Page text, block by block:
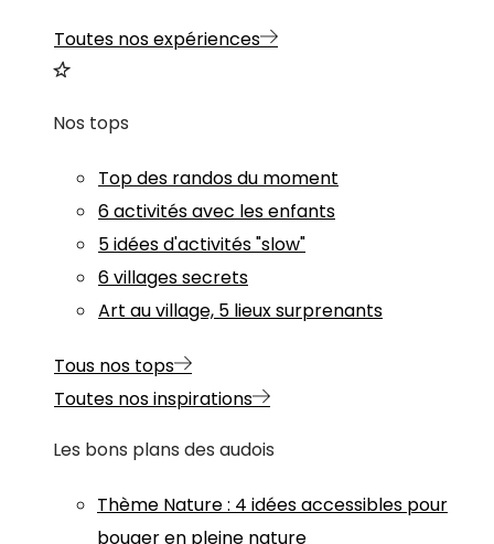
Toutes nos expériences
Nos tops
Top des randos du moment
6 activités avec les enfants
5 idées d'activités "slow"
6 villages secrets
Art au village, 5 lieux surprenants
Tous nos tops
Toutes nos inspirations
Les bons plans des audois
Thème Nature: 4 idées accessibles pour
bouger en pleine nature